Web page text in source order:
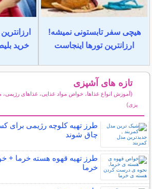
هیچی سفر تابستونی نمیشه!
ارزانترین تورها اینجاست
خرید
تازه های آشپزی
(آموزش انواع غذاها، خواص مواد غذایی، غذاهای رژیمی،
پزی)
طرز تهیه کلوچه رژیمی برای
چاق شوند
طرز تهیه قهوه هسته خرما +
خرما